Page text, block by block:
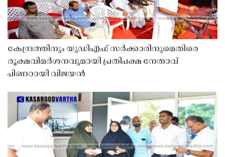
കേന്ദ്രത്തിനും യുഡിഎഫ് സർക്കാരിനുമെതിരെ
രൂക്ഷവിമർശനവുമായി പ്രതിപക്ഷ നേതാവ്
പിണറായി വിജയൻ